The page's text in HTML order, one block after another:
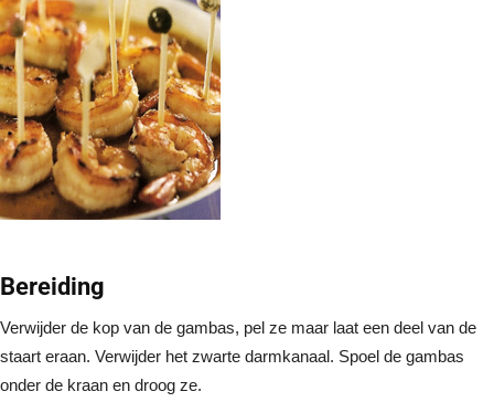
Bereiding
Verwijder de kop van de gambas, pel ze maar laat een deel van de
staart eraan. Verwijder het zwarte darmkanaal. Spoel de gambas
onder de kraan en droog ze.